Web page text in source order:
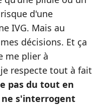
d'une
IVG. Mais au
décisions. Et ça
me plier à
respecte tout à fait
pas du tout en
ne s'interrogent